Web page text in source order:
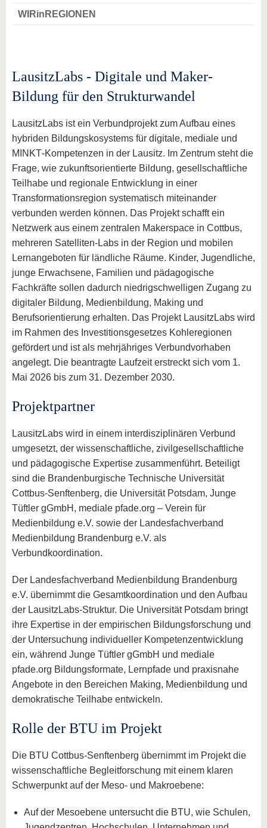
WIRinREGIONEN
LausitzLabs - Digitale und Maker-
Bildung für den Strukturwandel
LausitzLabs ist ein Verbundprojekt zum Aufbau eines
hybriden Bildungskosystems für digitale, mediale und
MINKT‑Kompetenzen in der Lausitz. Im Zentrum steht die
Frage, wie zukunftsorientierte Bildung, gesellschaftliche
Teilhabe und regionale Entwicklung in einer
Transformationsregion systematisch miteinander
verbunden werden können. Das Projekt schafft ein
Netzwerk aus einem zentralen Makerspace in Cottbus,
mehreren Satelliten‑Labs in der Region und mobilen
Lernangeboten für ländliche Räume. Kinder, Jugendliche,
junge Erwachsene, Familien und pädagogische
Fachkräfte sollen dadurch niedrigschwelligen Zugang zu
digitaler Bildung, Medienbildung, Making und
Berufsorientierung erhalten. Das Projekt LausitzLabs wird
im Rahmen des Investitionsgesetzes Kohleregionen
gefördert und ist als mehrjähriges Verbundvorhaben
angelegt. Die beantragte Laufzeit erstreckt sich vom 1.
Mai 2026 bis zum 31. Dezember 2030.
Projektpartner
LausitzLabs wird in einem interdisziplinären Verbund
umgesetzt, der wissenschaftliche, zivilgesellschaftliche
und pädagogische Expertise zusammenführt. Beteiligt
sind die Brandenburgische Technische Universität
Cottbus‑Senftenberg, die Universität Potsdam, Junge
Tüftler gGmbH, mediale pfade.org – Verein für
Medienbildung e.V. sowie der Landesfachverband
Medienbildung Brandenburg e.V. als
Verbundkoordination.
Der Landesfachverband Medienbildung Brandenburg
e.V. übernimmt die Gesamtkoordination und den Aufbau
der LausitzLabs‑Struktur. Die Universität Potsdam bringt
ihre Expertise in der empirischen Bildungsforschung und
der Untersuchung individueller Kompetenzentwicklung
ein, während Junge Tüftler gGmbH und mediale
pfade.org Bildungsformate, Lernpfade und praxisnahe
Angebote in den Bereichen Making, Medienbildung und
demokratische Teilhabe entwickeln.
Rolle der BTU im Projekt
Die BTU Cottbus‑Senftenberg übernimmt im Projekt die
wissenschaftliche Begleitforschung mit einem klaren
Schwerpunkt auf der Meso‑ und Makroebene:
Auf der Mesoebene untersucht die BTU, wie Schulen,